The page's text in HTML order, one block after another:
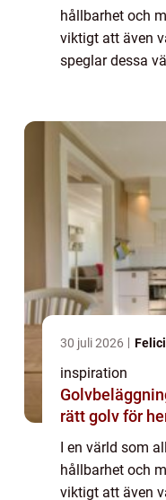
hållbarhet och
viktigt att även
speglar dessa
30 juli 2026
inspiration
Golvbeläggning
rätt golv för
I en värld som
hållbarhet och
viktigt att även